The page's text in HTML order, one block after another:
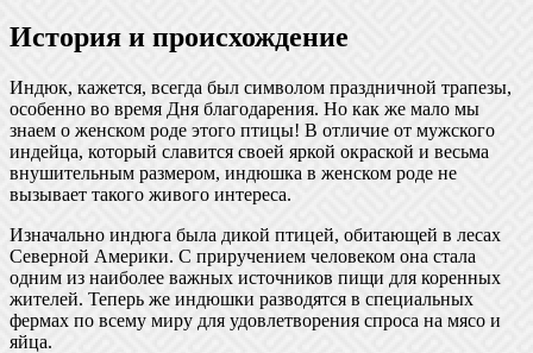
История и происхождение
Индюк, кажется, всегда был символом праздничной трапезы,
особенно во время Дня благодарения. Но как же мало мы
знаем о женском роде этого птицы! В отличие от мужского
индейца, который славится своей яркой окраской и весьма
внушительным размером, индюшка в женском роде не
вызывает такого живого интереса.
Изначально индюга была дикой птицей, обитающей в лесах
Северной Америки. С приручением человеком она стала
одним из наиболее важных источников пищи для коренных
жителей. Теперь же индюшки разводятся в специальных
фермах по всему миру для удовлетворения спроса на мясо и
яйца.